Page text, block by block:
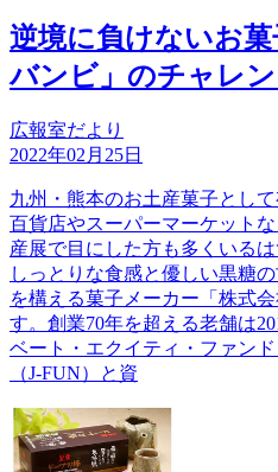
逆境に負けないお
バンビ」のチャレ
広報室だより
2022年02月25日
九州・熊本のお土産菓子とし
百貨店やスーパーマーケット
産展で目にした方も多くいる
しっとりな食感と優しい黒糖
を構える菓子メーカー「株式
す。創業70年を超える老舗は
ベート・エクイティ・ファン
（J-FUN）と資